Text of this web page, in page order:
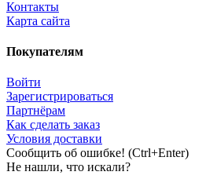
Контакты
Карта сайта
Покупателям
Войти
Зарегистрироваться
Партнёрам
Как сделать заказ
Условия доставки
Сообщить об ошибке! (Ctrl+Enter)
Не нашли, что искали?